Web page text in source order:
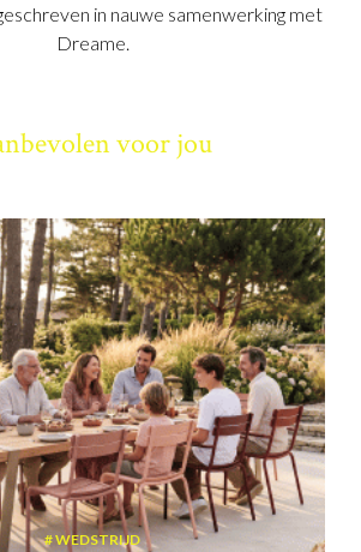
in nauwe samenwerking met
Dreame.
voor jou
WEDSTRIJD